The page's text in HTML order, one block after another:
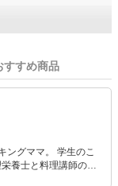
すすめ商品
ングママ。 学生のこ
養士と料理講師の二